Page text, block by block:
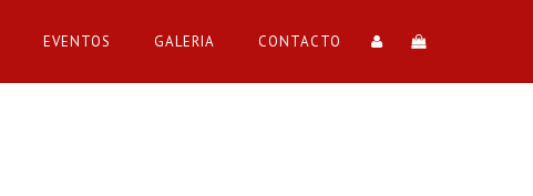
EVENTOS GALERIA CONTACTO